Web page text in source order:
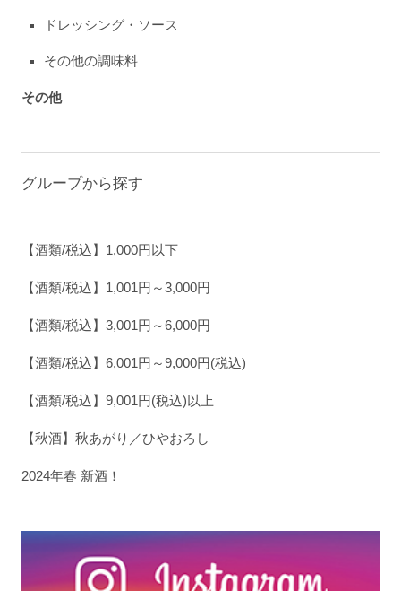
ドレッシング・ソース
その他の調味料
その他
グループから探す
【酒類/税込】1,000円以下
【酒類/税込】1,001円～3,000円
【酒類/税込】3,001円～6,000円
【酒類/税込】6,001円～9,000円(税込)
【酒類/税込】9,001円(税込)以上
【秋酒】秋あがり／ひやおろし
2024年春 新酒！